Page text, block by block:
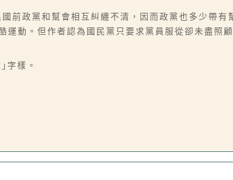
前政黨和幫會相互糾纏不清，因而政黨也多少帶
運動。但作者認為國民黨只要求黨員服從卻未盡照
字樣。